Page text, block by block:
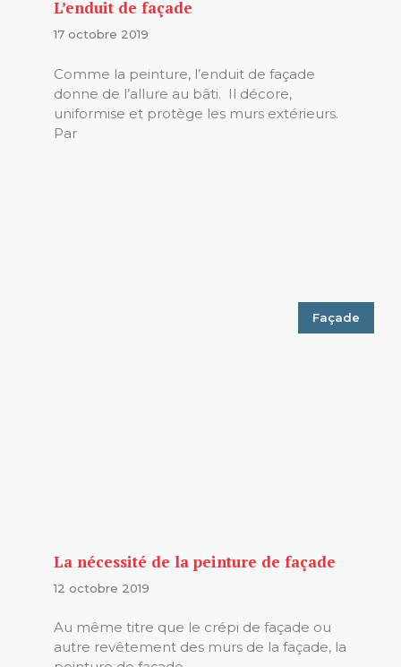
L’enduit de façade
17 octobre 2019
Comme la peinture, l’enduit de façade
donne de l’allure au bâti. Il décore,
uniformise et protège les murs extérieurs.
Par
Façade
La nécessité de la peinture de façade
12 octobre 2019
Au même titre que le crépi de façade ou
autre revêtement des murs de la façade, la